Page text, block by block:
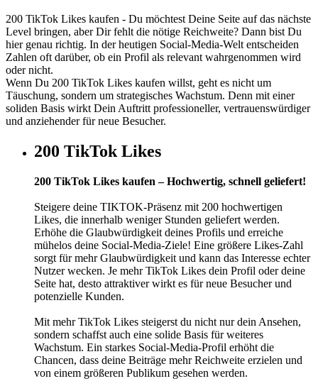
200 TikTok Likes kaufen - Du möchtest Deine Seite auf das nächste
Level bringen, aber Dir fehlt die nötige Reichweite? Dann bist Du
hier genau richtig. In der heutigen Social-Media-Welt entscheiden
Zahlen oft darüber, ob ein Profil als relevant wahrgenommen wird
oder nicht.
Wenn Du 200 TikTok Likes kaufen willst, geht es nicht um
Täuschung, sondern um strategisches Wachstum. Denn mit einer
soliden Basis wirkt Dein Auftritt professioneller, vertrauenswürdiger
und anziehender für neue Besucher.
200 TikTok Likes
200 TikTok Likes kaufen – Hochwertig, schnell geliefert!
Steigere deine TIKTOK-Präsenz mit 200 hochwertigen
Likes, die innerhalb weniger Stunden geliefert werden.
Erhöhe die Glaubwürdigkeit deines Profils und erreiche
mühelos deine Social-Media-Ziele! Eine größere Likes-Zahl
sorgt für mehr Glaubwürdigkeit und kann das Interesse echter
Nutzer wecken. Je mehr TikTok Likes dein Profil oder deine
Seite hat, desto attraktiver wirkt es für neue Besucher und
potenzielle Kunden.
Mit mehr TikTok Likes steigerst du nicht nur dein Ansehen,
sondern schaffst auch eine solide Basis für weiteres
Wachstum. Ein starkes Social-Media-Profil erhöht die
Chancen, dass deine Beiträge mehr Reichweite erzielen und
von einem größeren Publikum gesehen werden.